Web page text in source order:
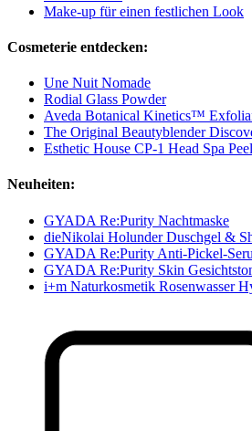
Make-up für einen festlichen Look
Cosmeterie entdecken:
Une Nuit Nomade
Rodial Glass Powder
Aveda Botanical Kinetics™
The Original Beautyblender
Esthetic House CP-1 Head Spa
Neuheiten:
GYADA Re:Purity Nachtmaske
dieNikolai Holunder Duschgel &
GYADA Re:Purity Anti-Pickel-
GYADA Re:Purity Skin
i+m Naturkosmetik Rosenwasser